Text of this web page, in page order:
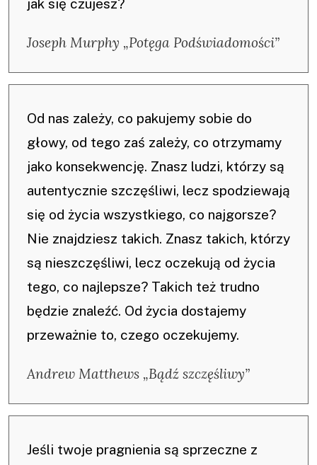
jak się czujesz?
Joseph Murphy „Potęga Podświadomości”
Od nas zależy, co pakujemy sobie do
głowy, od tego zaś zależy, co otrzymamy
jako konsekwencję. Znasz ludzi, którzy są
autentycznie szczęśliwi, lecz spodziewają
się od życia wszystkiego, co najgorsze?
Nie znajdziesz takich. Znasz takich, którzy
są nieszczęśliwi, lecz oczekują od życia
tego, co najlepsze? Takich też trudno
będzie znaleźć. Od życia dostajemy
przeważnie to, czego oczekujemy.
Andrew Matthews „Bądź szczęśliwy”
Jeśli twoje pragnienia są sprzeczne z